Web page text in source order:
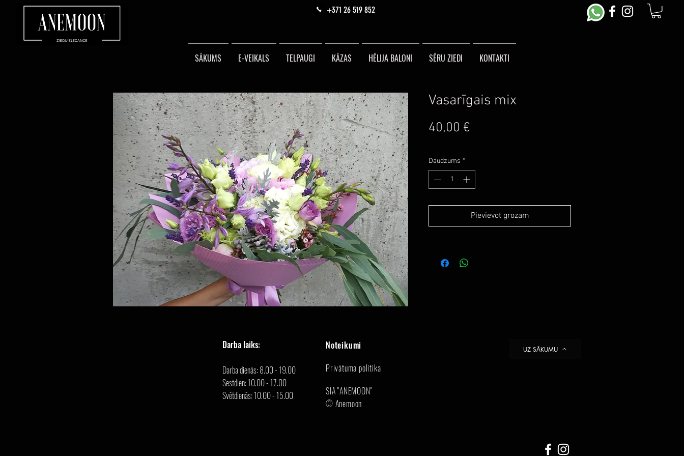
+371 26 519 852
SĀKUMS E-VEIKALS TELPAUGI KĀZAS HĒLIJA BALONI SĒRU ZIEDI KONTAKTI
Vasarīgais mix
40,00 €
Daudzums *
Pievievot grozam
Darba laiks:
Darba dienās: 8.00 - 19.00
Sestdien: 10.00 - 17.00
Svētdienās: 10.00 - 15.00
Noteikumi
Privātuma politika
SIA "ANEMOON"
© Anemoon
UZ SĀKUMU